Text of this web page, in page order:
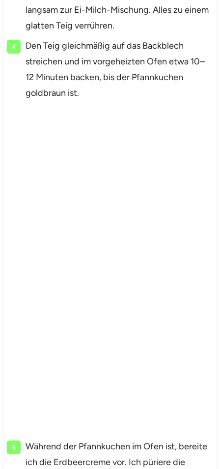
langsam zur Ei-Milch-Mischung. Alles zu einem
glatten Teig verrühren.
Den Teig gleichmäßig auf das Backblech
streichen und im vorgeheizten Ofen etwa 10–
12 Minuten backen, bis der Pfannkuchen
goldbraun ist.
Während der Pfannkuchen im Ofen ist, bereite
ich die Erdbeercreme vor. Ich püriere die